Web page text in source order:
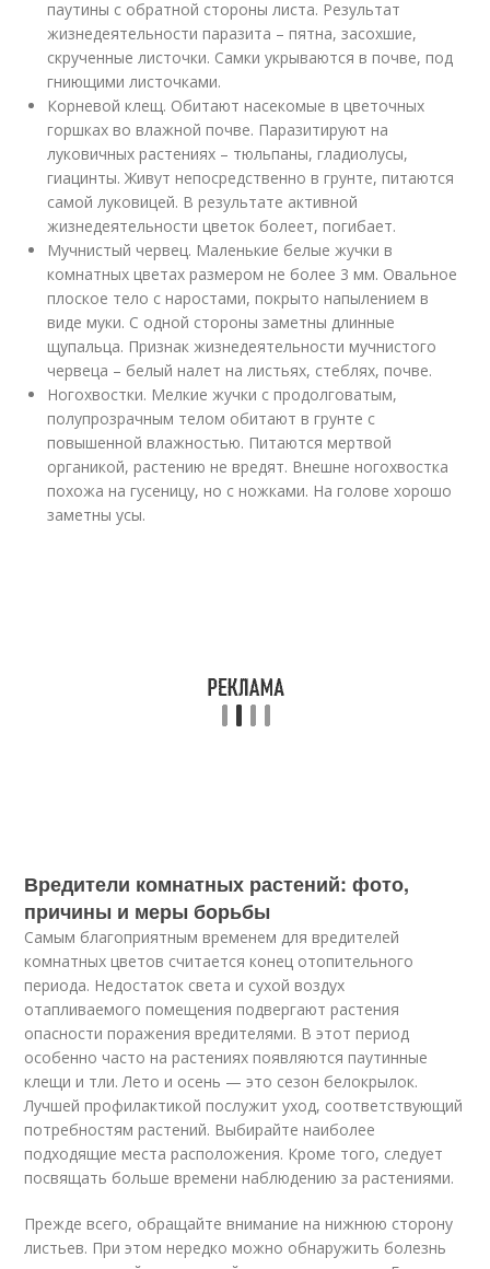
паутины с обратной стороны листа. Результат
жизнедеятельности паразита – пятна, засохшие,
скрученные листочки. Самки укрываются в почве, под
гниющими листочками.
Корневой клещ. Обитают насекомые в цветочных
горшках во влажной почве. Паразитируют на
луковичных растениях – тюльпаны, гладиолусы,
гиацинты. Живут непосредственно в грунте, питаются
самой луковицей. В результате активной
жизнедеятельности цветок болеет, погибает.
Мучнистый червец. Маленькие белые жучки в
комнатных цветах размером не более 3 мм. Овальное
плоское тело с наростами, покрыто напылением в
виде муки. С одной стороны заметны длинные
щупальца. Признак жизнедеятельности мучнистого
червеца – белый налет на листьях, стеблях, почве.
Ногохвостки. Мелкие жучки с продолговатым,
полупрозрачным телом обитают в грунте с
повышенной влажностью. Питаются мертвой
органикой, растению не вредят. Внешне ногохвостка
похожа на гусеницу, но с ножками. На голове хорошо
заметны усы.
Вредители комнатных растений: фото,
причины и меры борьбы
Самым благоприятным временем для вредителей
комнатных цветов считается конец отопительного
периода. Недостаток света и сухой воздух
отапливаемого помещения подвергают растения
опасности поражения вредителями. В этот период
особенно часто на растениях появляются паутинные
клещи и тли. Лето и осень — это сезон белокрылок.
Лучшей профилактикой послужит уход, соответствующий
потребностям растений. Выбирайте наиболее
подходящие места расположения. Кроме того, следует
посвящать больше времени наблюдению за растениями.
Прежде всего, обращайте внимание на нижнюю сторону
листьев. При этом нередко можно обнаружить болезнь